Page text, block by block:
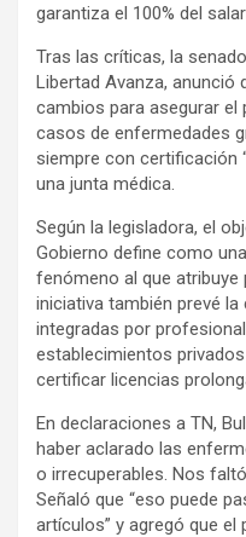
garantiza el 100% del
Tras las críticas, la
Libertad Avanza, anunció
cambios para asegurar el
casos de enfermedades
siempre con certificación
una junta médica.
Según la legisladora, el
Gobierno define como
fenómeno al que atribuye
iniciativa también prevé
integradas por
establecimientos
certificar licencias
En declaraciones a TN,
haber aclarado las
o irrecuperables. Nos
Señaló que “eso puede
artículos” y agregó que